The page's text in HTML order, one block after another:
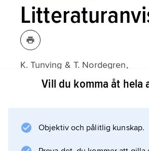
K. Tunving & T. Nordegren,
Droger A–Ö
Vill du komma åt hela
Objektiv och pålitlig kunskap.